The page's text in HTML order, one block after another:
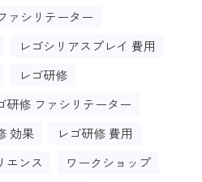
ァシリテーター
レゴシリアスプレイ 費用
レゴ研修
研修 ファシリテーター
効果
レゴ研修 費用
エンス
ワークショップ